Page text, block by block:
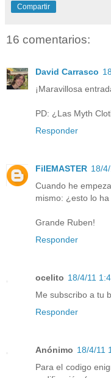
Compartir
16 comentarios:
David Carrasco
¡Maravillosa
PD: ¿Las Myth
Responder
FilEMASTER 18/
Cuando he
mismo: ¿esto lo
Grande Ruben!
Responder
ocelito 18/4/11
Me subscribo a tu
Responder
Anónimo 18/4/11
Para el codigo